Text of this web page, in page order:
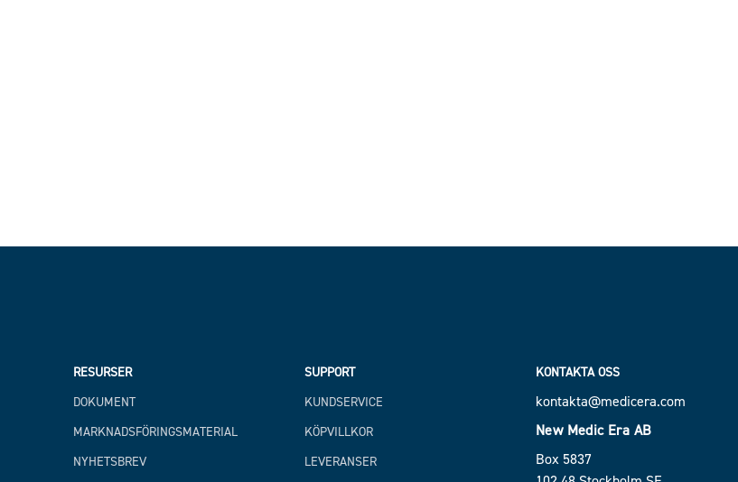
RESURSER
DOKUMENT
MARKNADSFÖRINGSMATERIAL
NYHETSBREV
SUPPORT
KUNDSERVICE
KÖPVILLKOR
LEVERANSER
KONTAKTA OSS
kontakta@medicera.com
New Medic Era AB
Box 5837